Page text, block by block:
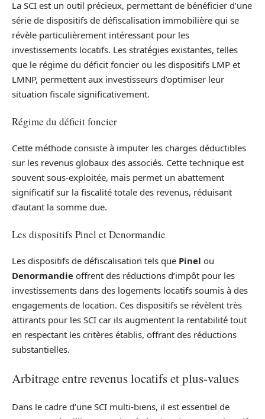
La SCI est un outil précieux, permettant de bénéficier d’une
série de dispositifs de défiscalisation immobilière qui se
révèle particulièrement intéressant pour les
investissements locatifs. Les stratégies existantes, telles
que le régime du déficit foncier ou les dispositifs LMP et
LMNP, permettent aux investisseurs d’optimiser leur
situation fiscale significativement.
Régime du déficit foncier
Cette méthode consiste à imputer les charges déductibles
sur les revenus globaux des associés. Cette technique est
souvent sous-exploitée, mais permet un abattement
significatif sur la fiscalité totale des revenus, réduisant
d’autant la somme due.
Les dispositifs Pinel et Denormandie
Les dispositifs de défiscalisation tels que Pinel ou
Denormandie offrent des réductions d’impôt pour les
investissements dans des logements locatifs soumis à des
engagements de location. Ces dispositifs se révèlent très
attirants pour les SCI car ils augmentent la rentabilité tout
en respectant les critères établis, offrant des réductions
substantielles.
Arbitrage entre revenus locatifs et plus-values
Dans le cadre d’une SCI multi-biens, il est essentiel de